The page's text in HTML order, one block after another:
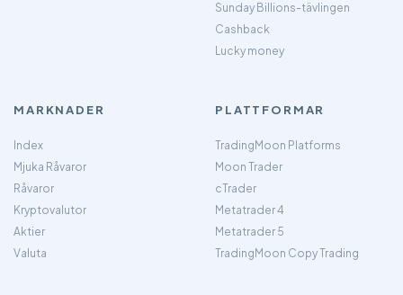
Sunday Billions-tävlingen
Cashback
Lucky money
MARKNADER
Index
Mjuka Råvaror
Råvaror
Kryptovalutor
Aktier
Valuta
PLATTFORMAR
TradingMoon Platforms
Moon Trader
cTrader
Metatrader 4
Metatrader 5
TradingMoon Copy Trading